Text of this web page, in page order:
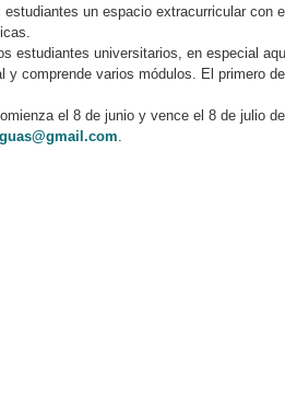
un espacio extracurricular con
estudiantes universitarios, en especial
y comprende varios módulos. El primero
el 8 de junio y vence el 8 de julio
.